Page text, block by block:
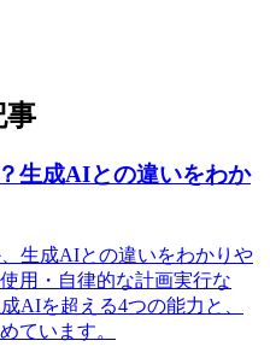
事
生成AIとの違いをわか
生成AIとの違いをわかりや
用・自律的な計画実行な
AIを超える4つの能力と、
ています。